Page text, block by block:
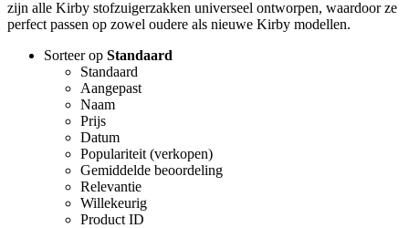
zijn alle Kirby stofzuigerzakken universeel ontworpen, waardoor ze
perfect passen op zowel oudere als nieuwe Kirby modellen.
Sorteer op Standaard
Standaard
Aangepast
Naam
Prijs
Datum
Populariteit (verkopen)
Gemiddelde beoordeling
Relevantie
Willekeurig
Product ID